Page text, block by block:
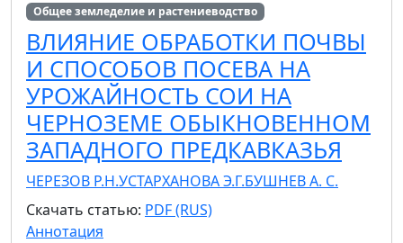
Общее земледелие и растениеводство
ВЛИЯНИЕ ОБРАБОТКИ ПОЧВЫ
И СПОСОБОВ ПОСЕВА НА
УРОЖАЙНОСТЬ СОИ НА
ЧЕРНОЗЕМЕ ОБЫКНОВЕННОМ
ЗАПАДНОГО ПРЕДКАВКАЗЬЯ
ЧЕРЕЗОВ Р.Н.УСТАРХАНОВА Э.Г.БУШНЕВ А. С.
Скачать статью: PDF (RUS)
Аннотация